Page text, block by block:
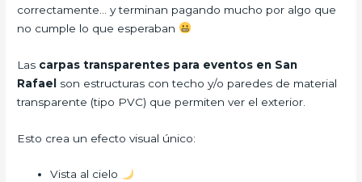
correctamente… y terminan pagando mucho por algo que
no cumple lo que esperaban
Las carpas transparentes para eventos en San
Rafael
son estructuras con techo y/o paredes de material
transparente (tipo PVC) que permiten ver el exterior.
Esto crea un efecto visual único:
Vista al cielo